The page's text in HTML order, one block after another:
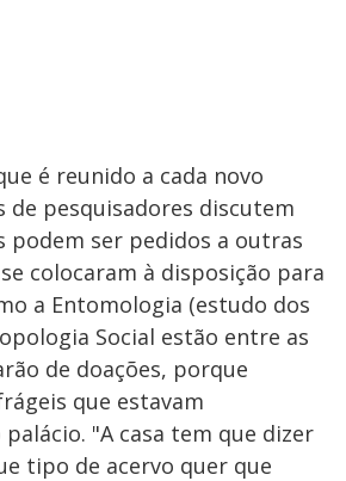
é reunido a cada novo
pesquisadores discutem
podem ser pedidos a outras
colocaram à disposição para
a Entomologia (estudo dos
Social estão entre as
de doações, porque
que estavam
"A casa tem que dizer
tipo de acervo quer que